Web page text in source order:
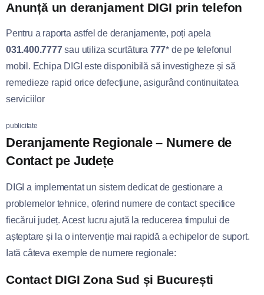
Anunță un deranjament DIGI prin telefon
Pentru a raporta astfel de deranjamente, poți apela
031.400.7777sau utiliza scurtătura 777* de pe telefonul
mobil. Echipa DIGI este disponibilă să investigheze și să
remedieze rapid orice defecțiune, asigurând continuitatea
serviciilor
publicitate
Deranjamente Regionale – Numere de
Contact pe Județe
DIGI a implementat un sistem dedicat de gestionare a
problemelor tehnice, oferind numere de contact specifice
fiecărui județ. Acest lucru ajută la reducerea timpului de
așteptare și la o intervenție mai rapidă a echipelor de suport.
Iată câteva exemple de numere regionale:
Contact DIGI Zona Sud și București